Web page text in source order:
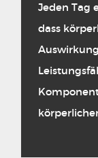
Jeden Tag
dass